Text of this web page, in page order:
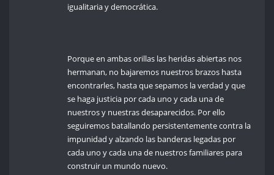
igualitaria y democrática.
Porque en ambas orillas las heridas abiertas nos
hermanan, no bajaremos nuestros brazos hasta
encontrarles, hasta que sepamos la verdad y que
se haga justicia por cada uno y cada una de
nuestros y nuestras desaparecidos. Por ello
seguiremos batallando persistentemente contra la
impunidad y alzando las banderas legadas por
cada uno y cada una de nuestros familiares para
construir un mundo nuevo.